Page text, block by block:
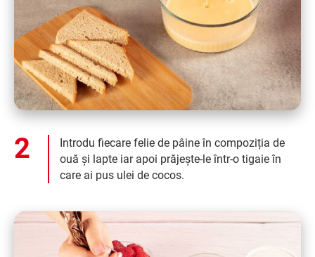
Introdu fiecare felie de pâine în compoziția de
ouă și lapte iar apoi prăjește-le într-o tigaie în
care ai pus ulei de cocos.